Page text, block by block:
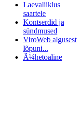
Laevaliiklus
saartele
Kontserdid ja
sündmused
ViroWeb algusest
lõpuni...
Ã¼hetoaline